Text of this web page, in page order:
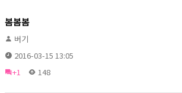
봄봄봄
버기
2016-03-15 13:05
+1
148